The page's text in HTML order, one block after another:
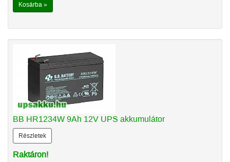
Kosárba »
BB HR1234W 9Ah 12V UPS akkumulátor
Részletek
Raktáron!